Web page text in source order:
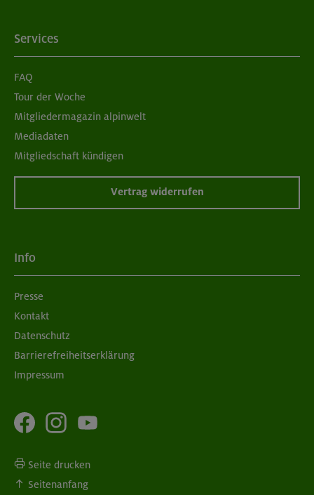
Services
FAQ
Tour der Woche
Mitgliedermagazin alpinwelt
Mediadaten
Mitgliedschaft kündigen
Vertrag widerrufen
Info
Presse
Kontakt
Datenschutz
Barrierefreiheitserklärung
Impressum
Seite drucken
Seitenanfang